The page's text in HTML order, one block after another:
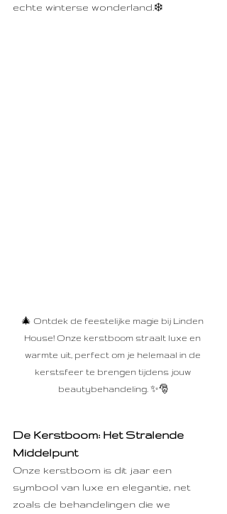
echte winterse wonderland. ❄️
🎄 Ontdek de feestelijke magie bij Linden
House! Onze kerstboom straalt luxe en
warmte uit, perfect om je helemaal in de
kerstsfeer te brengen tijdens jouw
beautybehandeling. ✨🎅
De Kerstboom: Het Stralende
Middelpunt
Onze kerstboom is dit jaar een
symbool van luxe en elegantie, net
zoals de behandelingen die we